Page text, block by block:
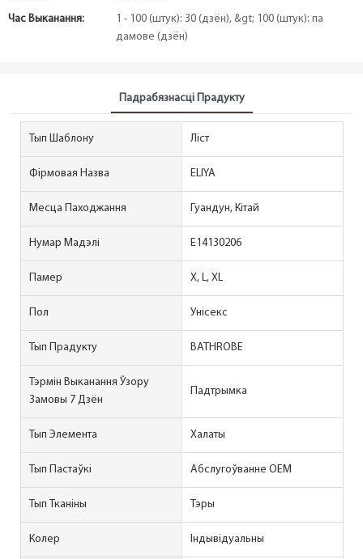
Час Выканання:
1 - 100 (штук): 30 (дзён), &gt; 100 (штук): па
дамове (дзён)
Падрабязнасці Прадукту
Тып Шаблону Ліст
Фірмовая Назва ELIYA
Месца Паходжання Гуандун, Кітай
Нумар Мадэлі E14130206
Памер X, L, XL
Пол Унісекс
Тып Прадукту BATHROBE
Тэрмін Выканання Ўзору
Замовы 7 Дзён
Падтрымка
Тып Элемента Халаты
Тып Пастаўкі Абслугоўванне OEM
Тып Тканіны Тэры
Колер Індывідуальны